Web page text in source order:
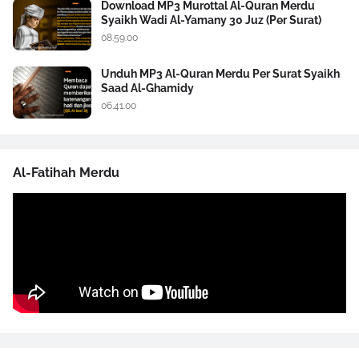
Download MP3 Murottal Al-Quran Merdu
Syaikh Wadi Al-Yamany 30 Juz (Per Surat)
08.59.00
Unduh MP3 Al-Quran Merdu Per Surat Syaikh
Saad Al-Ghamidy
06.41.00
Al-Fatihah Merdu